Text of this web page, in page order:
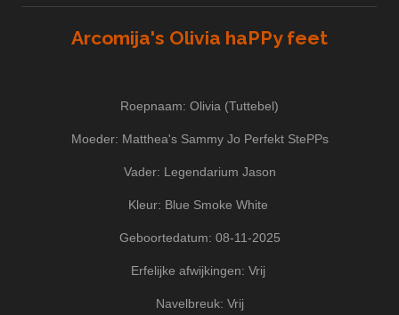
Arcomija's Olivia haPPy feet
Roepnaam: Olivia (Tuttebel)
Moeder: Matthea's Sammy Jo Perfekt StePPs
Vader: Legendarium Jason
Kleur: Blue Smoke White
Geboortedatum: 08-11-2025
Erfelijke afwijkingen: Vrij
Navelbreuk: Vrij